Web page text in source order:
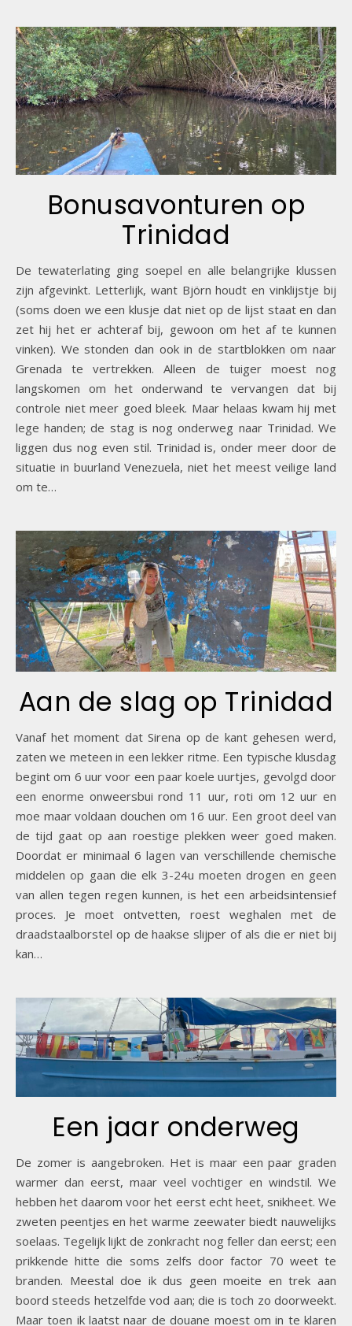
Bonusavonturen op
Trinidad
De tewaterlating ging soepel en alle belangrijke klussen
zijn afgevinkt. Letterlijk, want Björn houdt en vinklijstje bij
(soms doen we een klusje dat niet op de lijst staat en dan
zet hij het er achteraf bij, gewoon om het af te kunnen
vinken). We stonden dan ook in de startblokken om naar
Grenada te vertrekken. Alleen de tuiger moest nog
langskomen om het onderwand te vervangen dat bij
controle niet meer goed bleek. Maar helaas kwam hij met
lege handen; de stag is nog onderweg naar Trinidad. We
liggen dus nog even stil. Trinidad is, onder meer door de
situatie in buurland Venezuela, niet het meest veilige land
om te…
Aan de slag op Trinidad
Vanaf het moment dat Sirena op de kant gehesen werd,
zaten we meteen in een lekker ritme. Een typische klusdag
begint om 6 uur voor een paar koele uurtjes, gevolgd door
een enorme onweersbui rond 11 uur, roti om 12 uur en
moe maar voldaan douchen om 16 uur. Een groot deel van
de tijd gaat op aan roestige plekken weer goed maken.
Doordat er minimaal 6 lagen van verschillende chemische
middelen op gaan die elk 3-24u moeten drogen en geen
van allen tegen regen kunnen, is het een arbeidsintensief
proces. Je moet ontvetten, roest weghalen met de
draadstaalborstel op de haakse slijper of als die er niet bij
kan…
Een jaar onderweg
De zomer is aangebroken. Het is maar een paar graden
warmer dan eerst, maar veel vochtiger en windstil. We
hebben het daarom voor het eerst echt heet, snikheet. We
zweten peentjes en het warme zeewater biedt nauwelijks
soelaas. Tegelijk lijkt de zonkracht nog feller dan eerst; een
prikkende hitte die soms zelfs door factor 70 weet te
branden. Meestal doe ik dus geen moeite en trek aan
boord steeds hetzelfde vod aan; die is toch zo doorweekt.
Maar toen ik laatst naar de douane moest om in te klaren